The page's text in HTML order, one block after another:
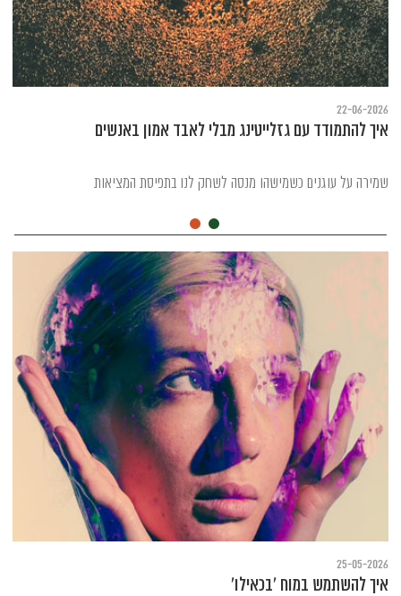
22-06-2026
איך להתמודד עם גזלייטינג מבלי לאבד אמון באנשים
שמירה על עוגנים כשמישהו מנסה לשחק לנו בתפיסת המציאות
25-05-2026
איך להשתמש במוח 'בכאילו'